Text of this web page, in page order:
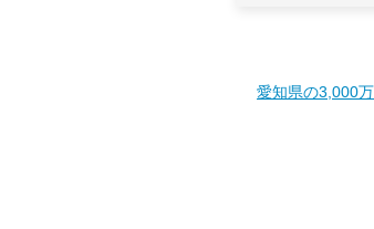
愛知県の3,000